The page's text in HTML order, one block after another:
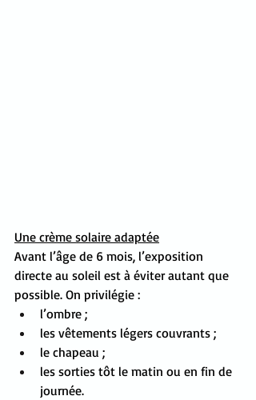
Une crème solaire adaptée
Avant l’âge de 6 mois, l’exposition
directe au soleil est à éviter autant que
possible. On privilégie :
l’ombre ;
les vêtements légers couvrants ;
le chapeau ;
les sorties tôt le matin ou en fin de
journée.